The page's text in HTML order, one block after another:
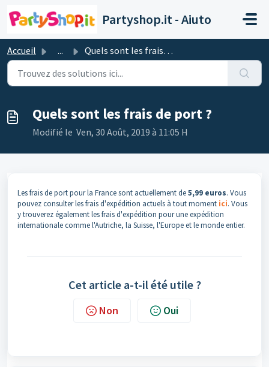
Partyshop.it - Aiuto
Accueil ... Quels sont les frais de port ?
Quels sont les frais de port ?
Modifié le Ven, 30 Août, 2019 à 11:05 H
Les frais de port pour la France sont actuellement de5,99 euros. Vous
pouvez consulter les frais d'expédition actuels à tout moment ici. Vous
y trouverez également les frais d'expédition pour une expédition
internationale comme l'Autriche, la Suisse, l'Europe et le monde entier.
Cet article a-t-il été utile ?
Non Oui